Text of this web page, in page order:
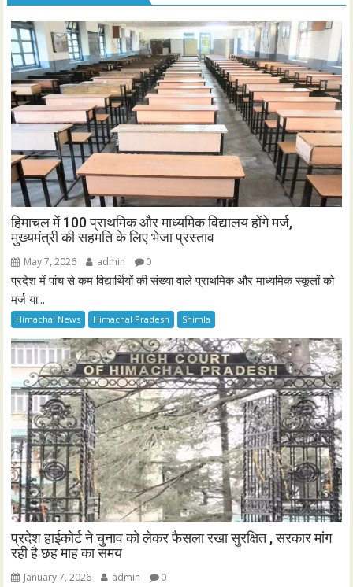
हिमाचल में 100 प्राथमिक और माध्यमिक विद्यालय होंगे मर्ज,
मुख्यमंत्री की सहमति के लिए भेजा प्रस्ताव
May 7, 2026 admin 0
प्रदेश में पांच से कम विद्यार्थियों की संख्या वाले प्राथमिक और माध्यमिक स्कूलों को
मर्ज या...
Himachal News Himachal Pradesh Shimla
प्रदेश हाईकोर्ट ने चुनाव को लेकर फैसला रखा सुरक्षित , सरकार मांग
रही है छह माह का समय
January 7, 2026 admin 0